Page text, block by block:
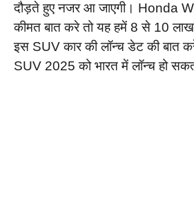
दौड़ते हुए नजर आ जाएगी। Honda
कीमत बात करे तो यह हमें 8 से 10
इस SUV कार की लॉन्च डेट की बात
SUV 2025 को भारत में लॉन्च हो